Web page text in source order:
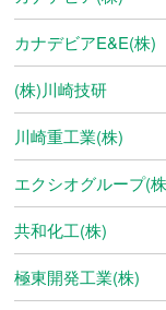
カナデビアE&E(株)
(株)川崎技研
川崎重工業(株)
エクシオグループ(
共和化工(株)
極東開発工業(株)